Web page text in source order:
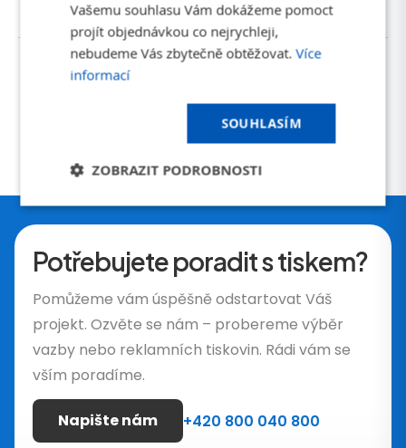
vracejících se zákazníků
poboček a doručení po celé ČR
Potřebujete poradit s tiskem?
Pomůžeme vám úspěšně odstartovat Váš
projekt. Ozvěte se nám – probereme výběr
vazby nebo reklamních tiskovin. Rádi vám se
vším poradíme.
Napište nám +420 800 040 800
Vašemu souhlasu Vám dokážeme pomoct
projít objednávkou co nejrychleji,
nebudeme Vás zbytečně obtěžovat.Více
informací
SOUHLASÍM
ZOBRAZIT PODROBNOSTI